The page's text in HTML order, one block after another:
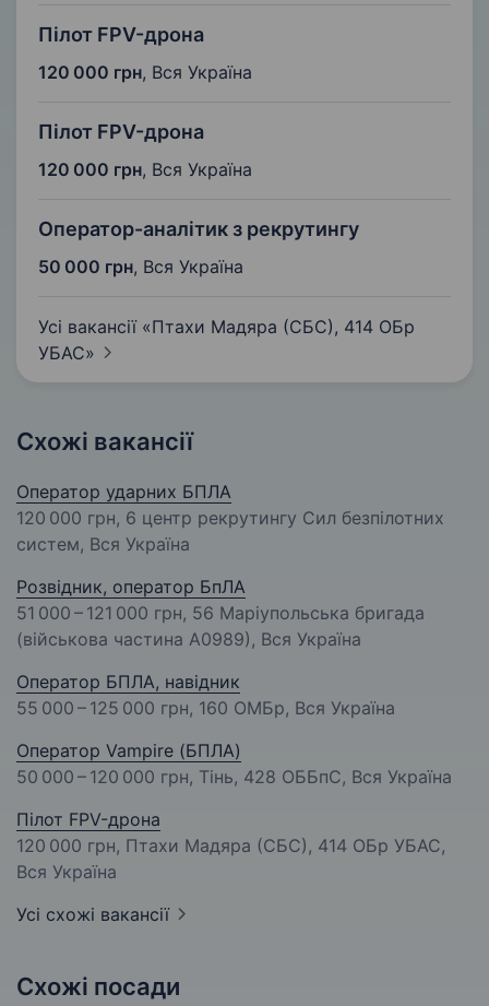
Пілот FPV-дрона
120 000 грн, Вся Україна
Пілот FPV-дрона
120 000 грн, Вся Україна
Оператор-аналітик з рекрутингу
50 000 грн, Вся Україна
Усі вакансії «Птахи Мадяра (СБС), 414 ОБр
УБАС»
Схожі вакансії
Оператор ударних БПЛА
120 000 грн, 6 центр рекрутингу Сил безпілотних
систем, Вся Україна
Розвідник, оператор БпЛА
51 000 – 121 000 грн, 56 Маріупольська бригада
(військова частина А0989), Вся Україна
Оператор БПЛА, навідник
55 000 – 125 000 грн, 160 ОМБр, Вся Україна
Оператор Vampire (БПЛА)
50 000 – 120 000 грн, Тінь, 428 ОББпС, Вся Україна
Пілот FPV-дрона
120 000 грн, Птахи Мадяра (СБС), 414 ОБр УБАС,
Вся Україна
Усі схожі вакансії
Схожі посади